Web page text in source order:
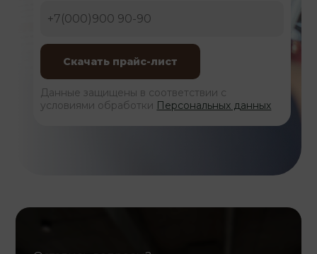
Данные защищены в соответствии с
условиями обработки Персональных данных